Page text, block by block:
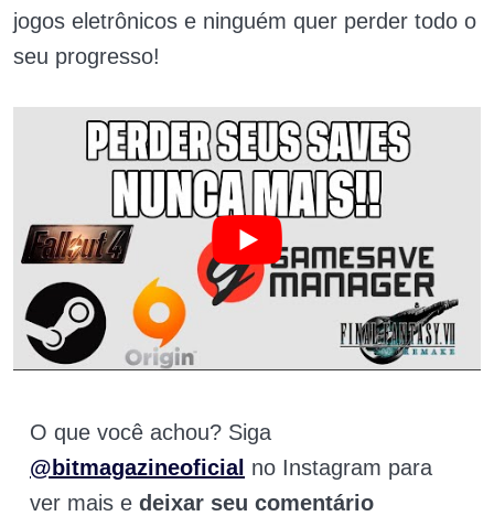
jogos eletrônicos e ninguém quer perder todo o
seu progresso!
O que você achou? Siga
@bitmagazineoficial no Instagram para
ver mais e deixar seu comentário